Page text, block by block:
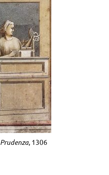
Prudenza, 1306